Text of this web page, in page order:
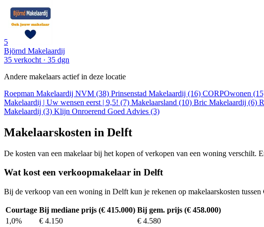
5
Björnd Makelaardij
35 verkocht · 35 dgn
Andere makelaars actief in deze locatie
Roepman Makelaardij NVM (38) Prinsenstad Makelaardij (16) CORPOwonen
Makelaardij | Uw wensen eerst | 9,5! (7) Makelaarsland (10) Bric Makelaardij (6)
Makelaardij (3) Klijn Onroerend Goed Advies (3)
Makelaarskosten in Delft
De kosten van een makelaar bij het kopen of verkopen van een woning verschilt.
Wat kost een verkoopmakelaar in Delft
Bij de verkoop van een woning in Delft kun je rekenen op makelaarskosten tussen
Courtage Bij mediane prijs (€ 415.000) Bij gem. prijs (€ 458.000)
1,0%
€ 4.150
€ 4.580